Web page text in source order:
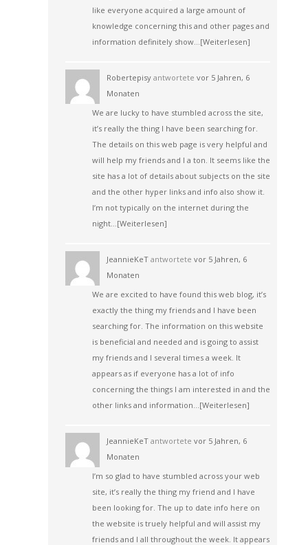
like everyone acquired a large amount of
knowledge concerning this and other pages and
information definitely show…[Weiterlesen]
Robertepisyantwortete vor 5 Jahren, 6
Monaten
We are lucky to have stumbled across the site,
it’s really the thing I have been searching for.
The details on this web page is very helpful and
will help my friends and I a ton. It seems like the
site has a lot of details about subjects on the site
and the other hyper links and info also show it.
I’m not typically on the internet during the
night…[Weiterlesen]
JeannieKeTantwortete vor 5 Jahren, 6
Monaten
We are excited to have found this web blog, it’s
exactly the thing my friends and I have been
searching for. The information on this website
is beneficial and needed and is going to assist
my friends and I several times a week. It
appears as if everyone has a lot of info
concerning the things I am interested in and the
other links and information…[Weiterlesen]
JeannieKeTantwortete vor 5 Jahren, 6
Monaten
I’m so glad to have stumbled across your web
site, it’s really the thing my friend and I have
been looking for. The up to date info here on
the website is truely helpful and will assist my
friends and I all throughout the week. It appears